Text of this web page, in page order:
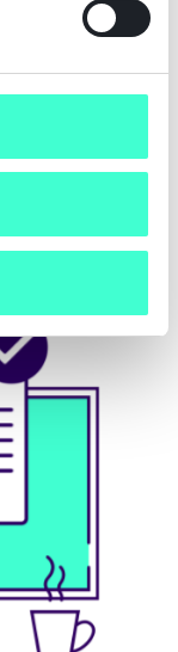
en relation
focus sur la